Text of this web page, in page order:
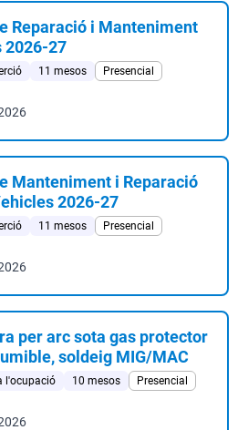
Reparació i Manteniment
2026-27
11 mesos
Presencial
Manteniment i Reparació
2026-27
11 mesos
Presencial
per arc sota gas protector
soldeig MIG/MAC
l'ocupació 10 mesos
Presencial